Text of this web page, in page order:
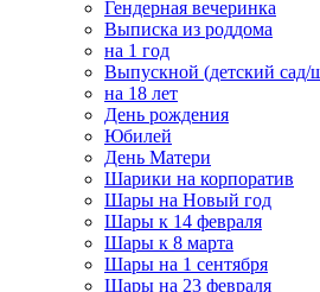
Гендерная вечеринка
Выписка из роддома
на 1 год
Выпускной (детский сад/
на 18 лет
День рождения
Юбилей
День Матери
Шарики на корпоратив
Шары на Новый год
Шары к 14 февраля
Шары к 8 марта
Шары на 1 сентября
Шары на 23 февраля